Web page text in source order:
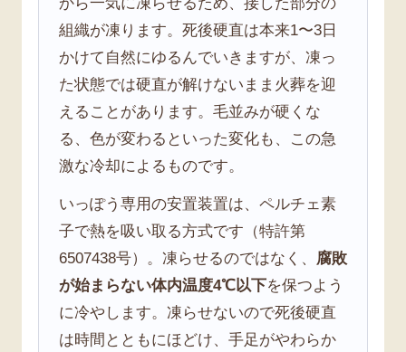
組織が凍ります。死後硬直は本来1〜3日
かけて自然にゆるんでいきますが、凍っ
た状態では硬直が解けないまま火葬を迎
えることがあります。毛並みが硬くな
る、色が変わるといった変化も、この急
激な冷却によるものです。
いっぽう専用の安置装置は、ペルチェ素
子で熱を吸い取る方式です（特許第
6507438号）。凍らせるのではなく、 腐敗
が始まらない体内温度4℃以下を保つよう
に冷やします。凍らせないので死後硬直
は時間とともにほどけ、手足がやわらか